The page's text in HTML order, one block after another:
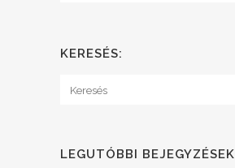
KERESÉS:
LEGUTÓBBI BEJEGYZÉSEK